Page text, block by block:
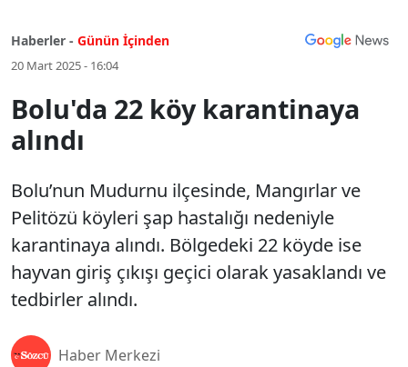
Haberler - Günün İçinden
20 Mart 2025 - 16:04
Bolu'da 22 köy karantinaya
alındı
Bolu’nun Mudurnu ilçesinde, Mangırlar ve
Pelitözü köyleri şap hastalığı nedeniyle
karantinaya alındı. Bölgedeki 22 köyde ise
hayvan giriş çıkışı geçici olarak yasaklandı ve
tedbirler alındı.
Haber Merkezi